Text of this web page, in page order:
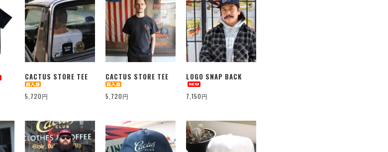
CACTUS STORE TEE
5,720円
CACTUS STORE TEE
5,720円
LOGO SNAP BACK
7,150円